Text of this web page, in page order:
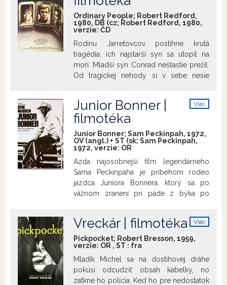
na ktoré bol u matky zvyknutý a ktoré mu
teraz tak veľmi chýbajú. Obaja si musia k
sebe nájsť cestu.
Ordinary People; Robert Redford,
1980, DB (cz; Robert Redford, 1980,
verzie: ČD
Rodinu Jarretovcov postihne krutá
tragédia: ich najstarší syn sa utopil na
mori. Mladší syn Conrad nešťastie prežil.
Od tragickej nehody si v sebe nesie
niekoľkomesačnom pobyte v
psychiatrickej liečebni sa vracia domov.
pomoc. Otec mu chce pomôcť, no nie je
schopný vyjadriť svoje pocity ani s ním
hlbšie komunikovať. Jediným kto mu
dokáže pomôcť je psychiater. Je to však
práve otcovská láska a porozumenie,
ktoré ho ešte môžu zachrániť.
Viac
Junior Bonner |
filmotéka
Junior Bonner; Sam Peckinpah, 1972,
OV (angl.) + ST (sk; Sam Peckinpah,
1972, verzie: OR
Azda najosobnejší film legendárneho
Sama Peckinpaha je príbehom rodeo
jazdca Juniora Bonnera, ktorý sa po
vážnom zranení pri páde z býka po
nemocnici. Zisťuje, že jeho rodina spolu
nežije a jeho starší brat, ambiciózny
developer Curly rozpredáva rodinný
majetok. V meste sa koná rodeo turnaj a
Junior si zaumieni ho vyhrať a napraviť
vzťahy v rodine.
Viac
Vreckár | filmotéka
Pickpocket; Robert Bresson, 1959,
verzie: OR , ST : fra
Mladík Michel sa na dostihovej dráhe
pokúsi odcudziť obsah kabelky, no
zatkne ho polícia. Keď ho pre nedostatok